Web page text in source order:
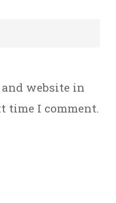
and website in
time I comment.